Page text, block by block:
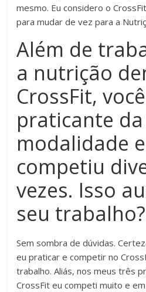
mesmo. Eu considero o
para mudar de vez para a
Além de
a nutrição
CrossFit,
praticante da
modalidade
competiu
vezes. Isso
seu trabalho?
Sem sombra de dúvidas.
eu praticar e competir no
trabalho. Aliás, nos meus três
CrossFit eu competi muito e